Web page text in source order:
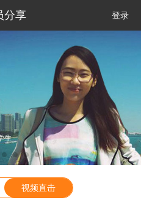
分享 登录
生
视频直击